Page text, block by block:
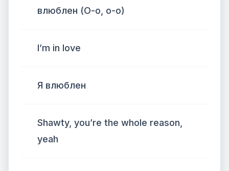
влюблен (О-о, о-о)
I’m in love
Я влюблен
Shawty, you’re the whole reason,
yeah